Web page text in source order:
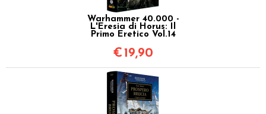
Warhammer 40.000 -
L'Eresia di Horus: Il
Primo Eretico Vol.14
€ 19,90